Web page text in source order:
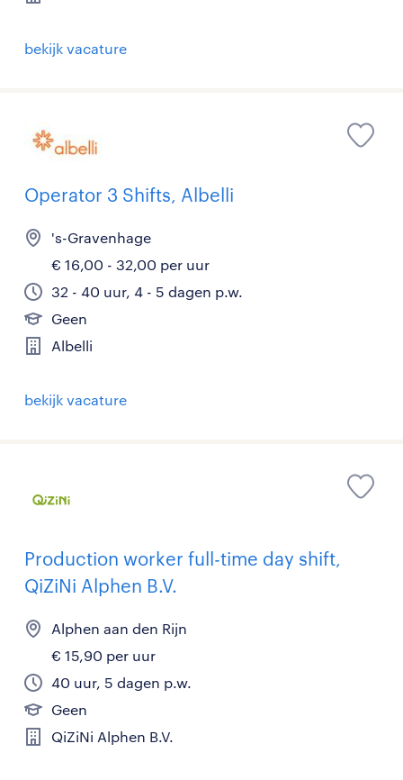
bekijk vacature
Operator 3 Shifts, Albelli
's-Gravenhage
€ 16,00 - 32,00 per uur
32 - 40 uur, 4 - 5 dagen p.w.
Geen
Albelli
bekijk vacature
Production worker full-time day shift,
QiZiNi Alphen B.V.
Alphen aan den Rijn
€ 15,90 per uur
40 uur, 5 dagen p.w.
Geen
QiZiNi Alphen B.V.